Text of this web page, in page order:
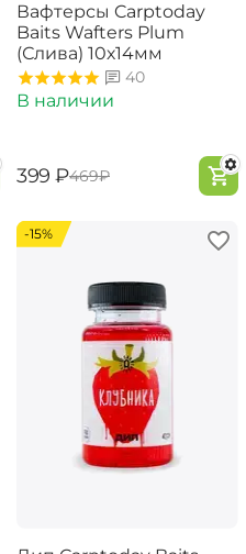
Вафтерсы Carptoday
Baits Wafters Plum
(Слива) 10х14мм
40
В наличии
‍399‍ ₽‍469‍₽
-15%